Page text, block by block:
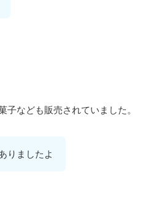
なども販売されていました。
りましたよ